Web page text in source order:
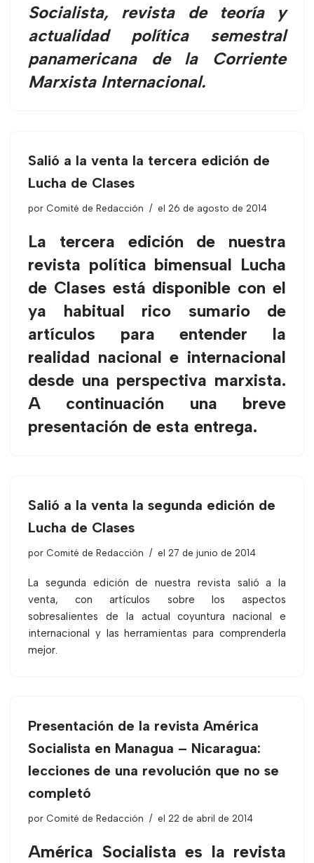
Socialista, revista de teoría y
actualidad política semestral
panamericana de la Corriente
Marxista Internacional.
Salió a la venta la tercera edición de
Lucha de Clases
por Comité de Redacción el 26 de agosto de 2014
La tercera edición de nuestra
revista política bimensual Lucha
de Clases está disponible con el
ya habitual rico sumario de
artículos para entender la
realidad nacional e internacional
desde una perspectiva marxista.
A continuación una breve
presentación de esta entrega.
Salió a la venta la segunda edición de
Lucha de Clases
por Comité de Redacción el 27 de junio de 2014
La segunda edición de nuestra revista salió a la
venta, con artículos sobre los aspectos
sobresalientes de la actual coyuntura nacional e
internacional y las herramientas para comprenderla
mejor.
Presentación de la revista América
Socialista en Managua – Nicaragua:
lecciones de una revolución que no se
completó
por Comité de Redacción el 22 de abril de 2014
América Socialista es la revista